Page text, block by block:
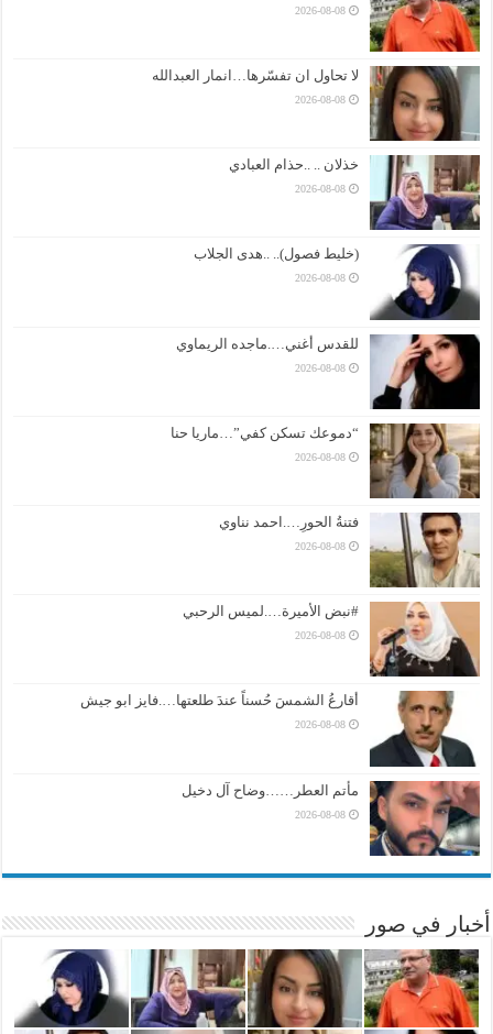
2026-08-08
لا تحاول ان تفسّرها…انمار العبدالله
2026-08-08
خذلان .. ..حذام العبادي
2026-08-08
(خليط فصول).. ..هدى الجلاب
2026-08-08
للقدس أغني….ماجده الريماوي
2026-08-08
“دموعك تسكن كفي”…ماريا حنا
2026-08-08
فتنةُ الحورِ….احمد نناوي
2026-08-08
#نبض الأميرة….لميس الرحبي
2026-08-08
أقارعُ الشمسَ حُسناً عندَ طلعتها….فايز ابو جيش
2026-08-08
مأتم العطر……وضاح آل دخيل
2026-08-08
أخبار في صور